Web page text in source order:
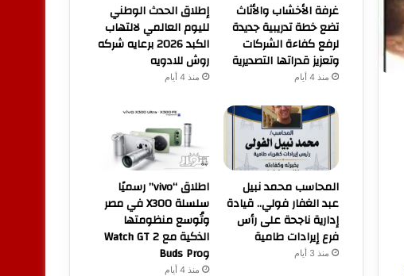
غرفة الأخشاب والأثاث
تضع خطة تدريبية جديدة
لرفع كفاءة الشركات
وتعزيز قدراتها التصديرية
منذ 4 أيام
إطلاق الحدث الوطني
لليوم العالمي لالتهاب
الكبد 2026 برعايه شركه
روش للادويه
منذ 4 أيام
المحاسب محمد نبيل
عبد الغفار فولي.. قيادة
إدارية ناجحة على رأس
فرع إيرادات طامية
منذ 3 أيام
اطلاق “vivo” رسميًا
سلسلة X300 في مصر
وتُوسع منظومتها
الذكية مع Watch GT 2
وBuds Pro
منذ 4 أيام